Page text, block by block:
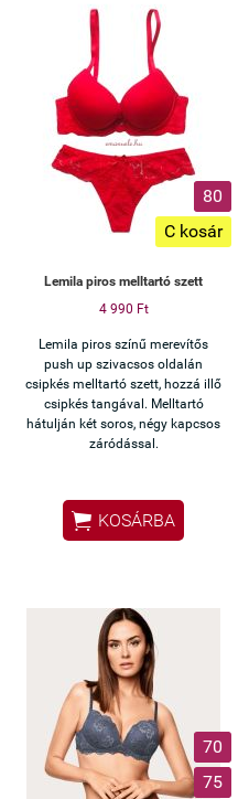
80
C kosár
Lemila piros melltartó szett
4 990 Ft
Lemila piros színű merevítős
push up szivacsos oldalán
csipkés melltartó szett, hozzá illő
csipkés tangával. Melltartó
hátulján két soros, négy kapcsos
záródással.
 KOSÁRBA
70
75